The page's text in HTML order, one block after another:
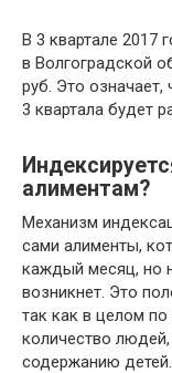
В 3 квартале 2017
в Волгоградской
руб. Это
3 квартала будет
алиментам?
Механизм
сами алименты,
каждый месяц, но
возникнет. Это
так как в целом
количество
содержанию детей.